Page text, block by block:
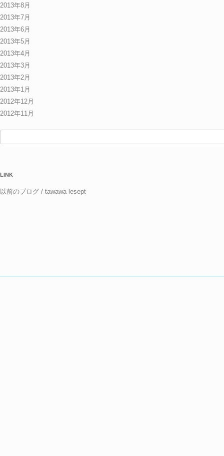
2013年8月
2013年7月
2013年6月
2013年5月
2013年4月
2013年3月
2013年2月
2013年1月
2012年12月
2012年11月
LINK
以前のブログ / tawawa lesept